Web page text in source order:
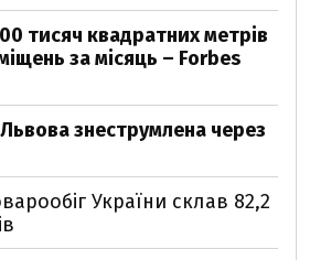
тисяч квадратних метрів
за місяць – Forbes
знеструмлена через
України склав 82,2